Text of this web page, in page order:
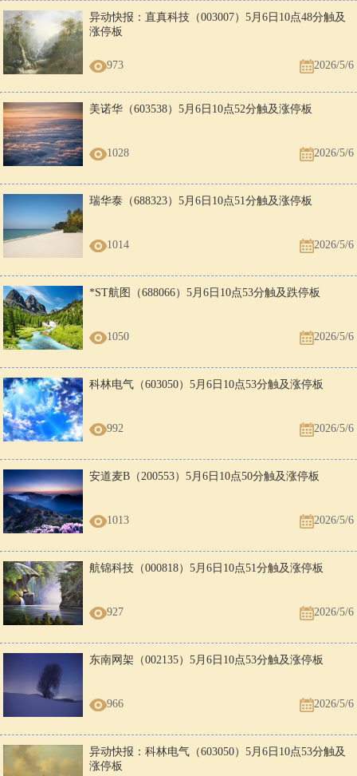
异动快报：直真科技（003007）5月6日10点48分触及
涨停板
973 2026/5/6
美诺华（603538）5月6日10点52分触及涨停板
1028 2026/5/6
瑞华泰（688323）5月6日10点51分触及涨停板
1014 2026/5/6
*ST航图（688066）5月6日10点53分触及跌停板
1050 2026/5/6
科林电气（603050）5月6日10点53分触及涨停板
992 2026/5/6
安道麦B（200553）5月6日10点50分触及涨停板
1013 2026/5/6
航锦科技（000818）5月6日10点51分触及涨停板
927 2026/5/6
东南网架（002135）5月6日10点53分触及涨停板
966 2026/5/6
异动快报：科林电气（603050）5月6日10点53分触及
涨停板